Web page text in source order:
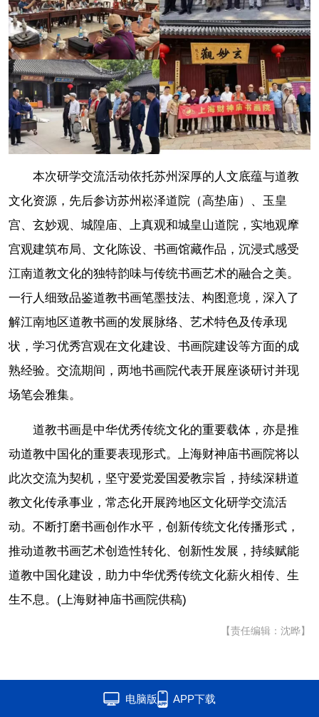
本次研学交流活动依托苏州深厚的人文底蕴与道教
文化资源，先后参访苏州崧泽道院（高垫庙）、玉皇
宫、玄妙观、城隍庙、上真观和城皇山道院，实地观摩
宫观建筑布局、文化陈设、书画馆藏作品，沉浸式感受
江南道教文化的独特韵味与传统书画艺术的融合之美。
一行人细致品鉴道教书画笔墨技法、构图意境，深入了
解江南地区道教书画的发展脉络、艺术特色及传承现
状，学习优秀宫观在文化建设、书画院建设等方面的成
熟经验。交流期间，两地书画院代表开展座谈研讨并现
场笔会雅集。
道教书画是中华优秀传统文化的重要载体，亦是推
动道教中国化的重要表现形式。上海财神庙书画院将以
此次交流为契机，坚守爱党爱国爱教宗旨，持续深耕道
教文化传承事业，常态化开展跨地区文化研学交流活
动。不断打磨书画创作水平，创新传统文化传播形式，
推动道教书画艺术创造性转化、创新性发展，持续赋能
道教中国化建设，助力中华优秀传统文化薪火相传、生
生不息。(上海财神庙书画院供稿)
【责任编辑：沈晔】
电脑版 APP下载